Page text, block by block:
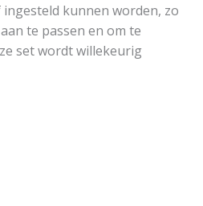
kunnen worden, zo
te passen en om te
set wordt willekeurig